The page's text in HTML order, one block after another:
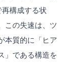
構成する状
この失速は、ツ
本質的に「ヒア
」である構造を